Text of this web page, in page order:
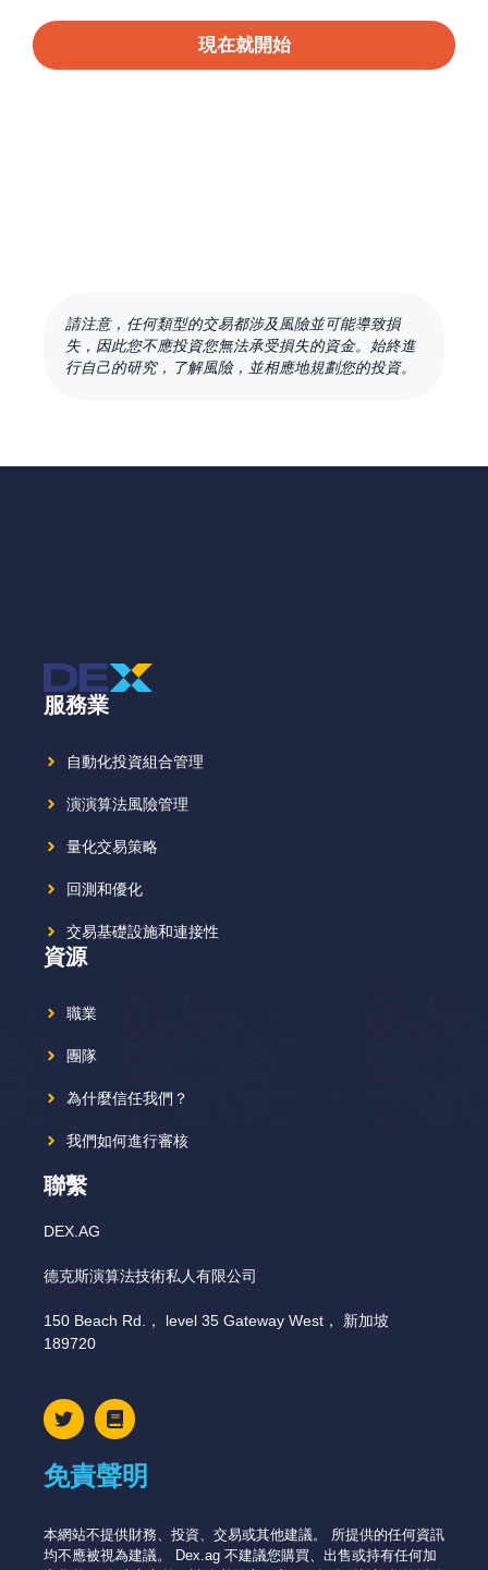
現在就開始
請注意，任何類型的交易都涉及風險並可能導致損
失，因此您不應投資您無法承受損失的資金。始終進
行自己的研究，了解風險，並相應地規劃您的投資。
服務業
自動化投資組合管理
演演算法風險管理
量化交易策略
回測和優化
交易基礎設施和連接性
資源
職業
團隊
為什麼信任我們？
我們如何進行審核
聯繫
DEX.AG
德克斯演算法技術私人有限公司
150 Beach Rd.， level 35 Gateway West， 新加坡
189720
免責聲明
本網站不提供財務、投資、交易或其他建議。 所提供的任何資訊
均不應被視為建議。 Dex.ag 不建議您購買、出售或持有任何加